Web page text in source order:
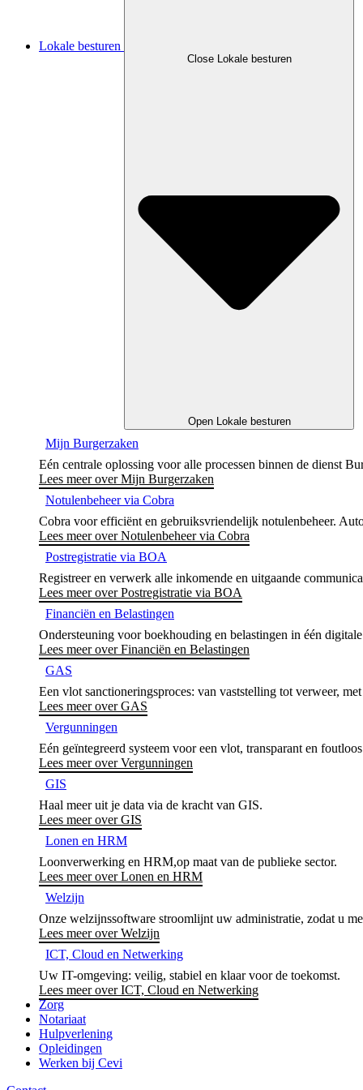
Lokale besturen
Close Lokale besturen
Open Lokale besturen
Mijn Burgerzaken
Eén centrale oplossing voor alle processen binnen de dienst
Lees meer over Mijn Burgerzaken
Notulenbeheer via Cobra
Cobra voor efficiënt en gebruiksvriendelijk notulenbeheer.
Lees meer over Notulenbeheer via Cobra
Postregistratie via BOA
Registreer en verwerk alle inkomende en uitgaande
Lees meer over Postregistratie via BOA
Financiën en Belastingen
Ondersteuning voor boekhouding en belastingen in één
Lees meer over Financiën en Belastingen
GAS
Een vlot sanctioneringsproces: van vaststelling tot verweer,
Lees meer over GAS
Vergunningen
Eén geïntegreerd systeem voor een vlot, transparant en
Lees meer over Vergunningen
GIS
Haal meer uit je data via de kracht van GIS.
Lees meer over GIS
Lonen en HRM
Loonverwerking en HRM,op maat van de publieke sector.
Lees meer over Lonen en HRM
Welzijn
Onze welzijnssoftware stroomlijnt uw administratie, zodat u
Lees meer over Welzijn
ICT, Cloud en Netwerking
Uw IT-omgeving: veilig, stabiel en klaar voor de toekomst.
Lees meer over ICT, Cloud en Netwerking
Zorg
Notariaat
Hulpverlening
Opleidingen
Werken bij Cevi